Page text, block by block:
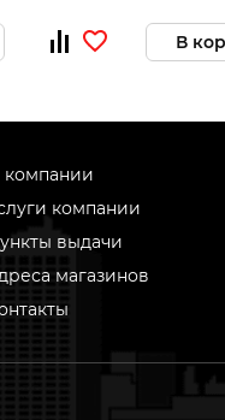
В
компании
выдачи
магазинов